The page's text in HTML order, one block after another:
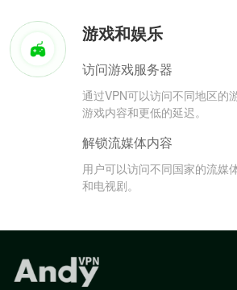
游戏和娱乐
访问游戏服务器
通过VPN可以访问不同地区的
游戏内容和更低的延迟。
解锁流媒体内容
用户可以访问不同国家的流媒
和电视剧。